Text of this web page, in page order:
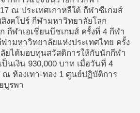
ณ ประเทศเกาหลีใต้ กีฬาซีเกมส์
งคโปร์ กีฬามหาวิทยาลัยโลก
กีฬาเอเชี่ยนบีชเกมส์ ครั้งที่ 4 กีฬา
ามหาวิทยาลัยแห่งประเทศไทย ครั้ง
ยได้มอบทุนสวัสดิการให้กับนักกีฬา
นเงิน 930,000 บาท เมื่อวันที่ 4
ณ ห้องเทา-ทอง 1 ศูนย์ปฏิบัติการ
บูรพา